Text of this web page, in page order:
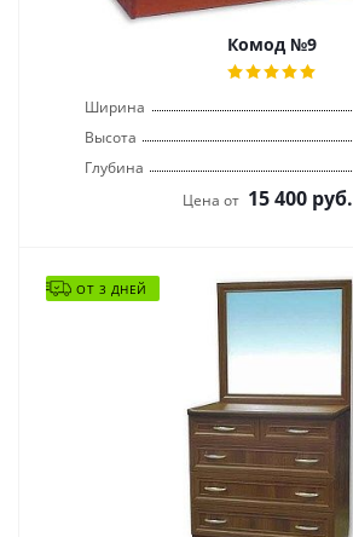
Комод №9
Ширина
Высота
Глубина
Цена от 15 400 руб.
ОТ 3 ДНЕЙ